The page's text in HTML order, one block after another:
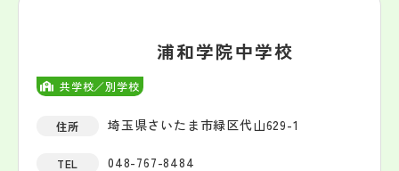
共学校／別学校
浦和学院中学校
住所 埼玉県さいたま市緑区代山629-1
TEL 048-767-8484